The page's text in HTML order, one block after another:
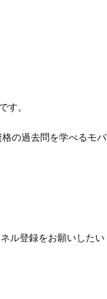
す。
の過去問を学べるモバ
ル登録をお願いしたい